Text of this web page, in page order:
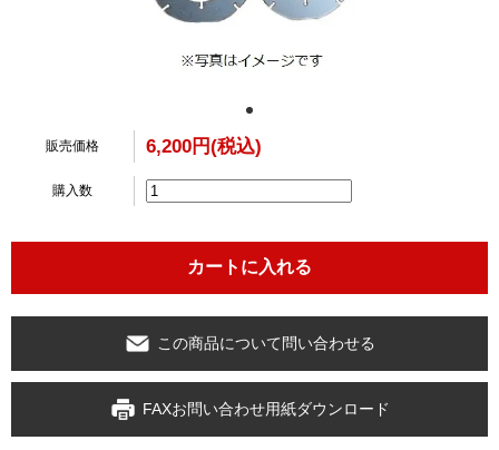
販売価格 6,200円(税込)
購入数
この商品について問い合わせる
FAXお問い合わせ用紙ダウンロード